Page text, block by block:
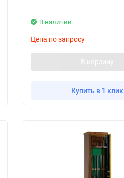
В наличии
Цена по запросу
В корзину
Купить в 1 клик